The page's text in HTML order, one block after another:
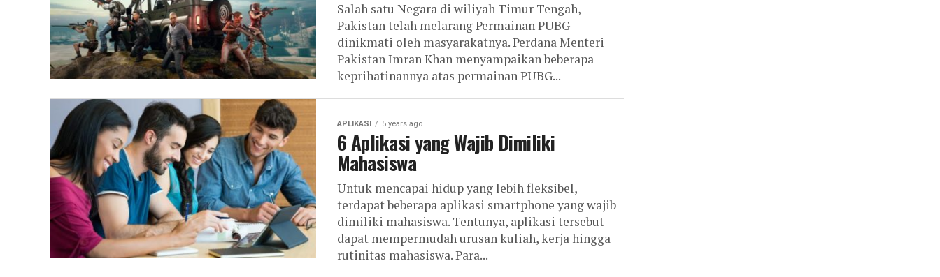
Salah satu Negara di wiliyah Timur Tengah,
Pakistan telah melarang Permainan PUBG
dinikmati oleh masyarakatnya. Perdana Menteri
Pakistan Imran Khan menyampaikan beberapa
keprihatinannya atas permainan PUBG...
APLIKASI 5 years ago
6 Aplikasi yang Wajib Dimiliki
Mahasiswa
Untuk mencapai hidup yang lebih fleksibel,
terdapat beberapa aplikasi smartphone yang wajib
dimiliki mahasiswa. Tentunya, aplikasi tersebut
dapat mempermudah urusan kuliah, kerja hingga
rutinitas mahasiswa. Para...